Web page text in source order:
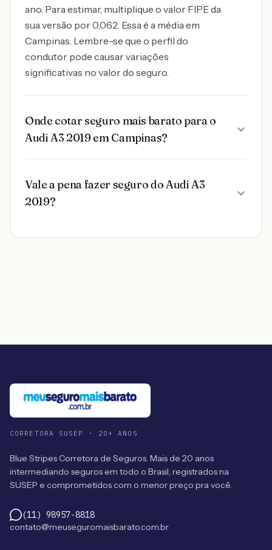
ano. Para estimar, multiplique o valor FIPE da
sua versão por 0,062. Essa é a média em
Campinas. Lembre-se que o perfil do
condutor pode causar variações
significativas no valor do seguro.
Onde cotar seguro mais barato para o
Audi A3 2019 em Campinas?
Vale a pena fazer seguro do Audi A3
2019?
CORRETORA SUSEP · 20+ ANOS
Blue Stripes Corretora de Seguros. Mais de 20 anos
intermediando seguros em todo o Brasil, registrados na
SUSEP e comprometidos com o menor preço pra você.
(11) 98957-8818
contato@meuseguromaisbarato.com.br